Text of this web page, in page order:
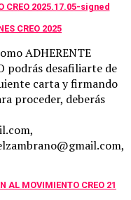
CREO 2025.17.05-signed
CREO 2025
ADHERENTE
podrás desafiliarte de
carta y firmando
proceder, deberás
AL MOVIMIENTO CREO 21